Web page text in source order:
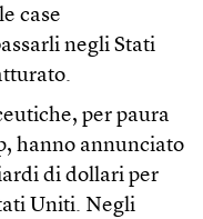
case
negli Stati
per paura
hanno annunciato
di dollari per
Uniti. Negli